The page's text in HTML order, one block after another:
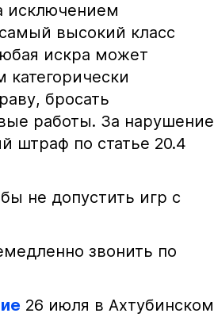
исключением
высокий класс
искра может
бросать
работы. За нарушение
штраф по статье 20.4
не допустить игр с
звонить по
26 июля в Ахтубинском